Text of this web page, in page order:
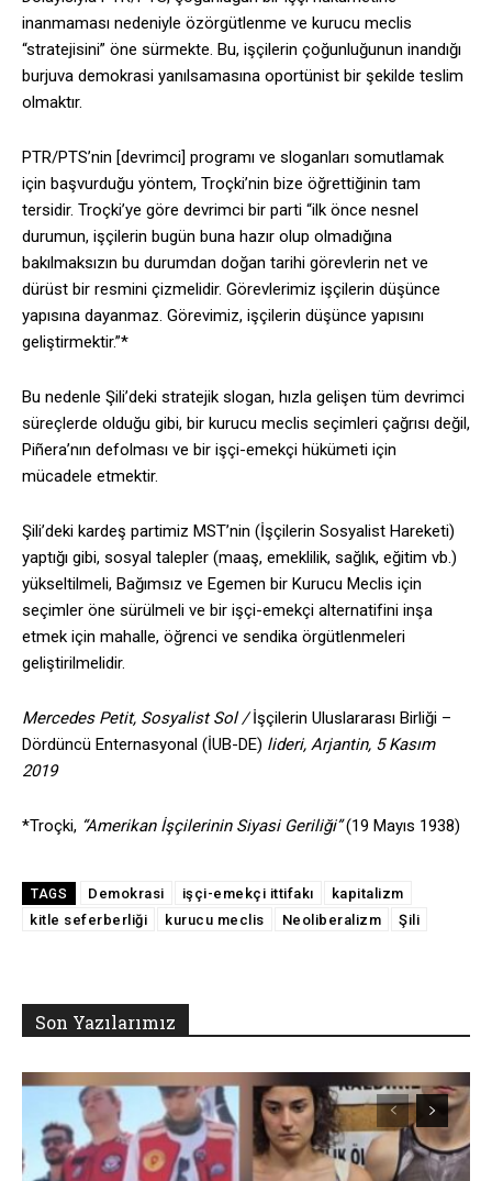
inanmaması nedeniyle özörgütlenme ve kurucu meclis
“stratejisini” öne sürmekte. Bu, işçilerin çoğunluğunun inandığı
burjuva demokrasi yanılsamasına oportünist bir şekilde teslim
olmaktır.
PTR/PTS’nin [devrimci] programı ve sloganları somutlamak
için başvurduğu yöntem, Troçki’nin bize öğrettiğinin tam
tersidir. Troçki’ye göre devrimci bir parti “ilk önce nesnel
durumun, işçilerin bugün buna hazır olup olmadığına
bakılmaksızın bu durumdan doğan tarihi görevlerin net ve
dürüst bir resmini çizmelidir. Görevlerimiz işçilerin düşünce
yapısına dayanmaz. Görevimiz, işçilerin düşünce yapısını
geliştirmektir.”*
Bu nedenle Şili’deki stratejik slogan, hızla gelişen tüm devrimci
süreçlerde olduğu gibi, bir kurucu meclis seçimleri çağrısı değil,
Piñera’nın defolması ve bir işçi-emekçi hükümeti için
mücadele etmektir.
Şili’deki kardeş partimiz MST’nin (İşçilerin Sosyalist Hareketi)
yaptığı gibi, sosyal talepler (maaş, emeklilik, sağlık, eğitim vb.)
yükseltilmeli, Bağımsız ve Egemen bir Kurucu Meclis için
seçimler öne sürülmeli ve bir işçi-emekçi alternatifini inşa
etmek için mahalle, öğrenci ve sendika örgütlenmeleri
geliştirilmelidir.
Mercedes Petit, Sosyalist Sol /İşçilerin Uluslararası Birliği –
Dördüncü Enternasyonal (İUB-DE) lideri, Arjantin, 5 Kasım
2019
*Troçki, “Amerikan İşçilerinin Siyasi Geriliği”(19 Mayıs 1938)
TAGS Demokrasi işçi-emekçi ittifakı
kapitalizm
kitle seferberliği
kurucu meclis Neoliberalizm Şili
Son Yazılarımız